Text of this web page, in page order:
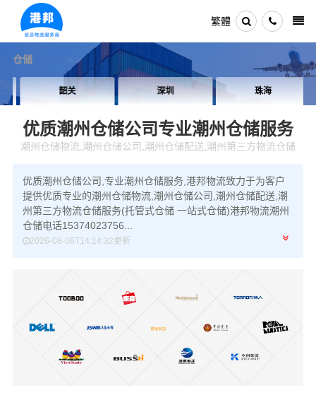
繁體
仓储
韶关 深圳 珠海
优质潮州仓储公司专业潮州仓储服务
潮州仓储物流,潮州仓储公司,潮州仓储配送,潮州第三方物流仓储
优质潮州仓储公司,专业潮州仓储服务,港邦物流致力于为客户
提供优质专业的潮州仓储物流,潮州仓储公司,潮州仓储配送,潮
州第三方物流仓储服务(托管式仓储 一站式仓储)港邦物流潮州
仓储电话15374023756...
2026-08-06T14:14:32更新